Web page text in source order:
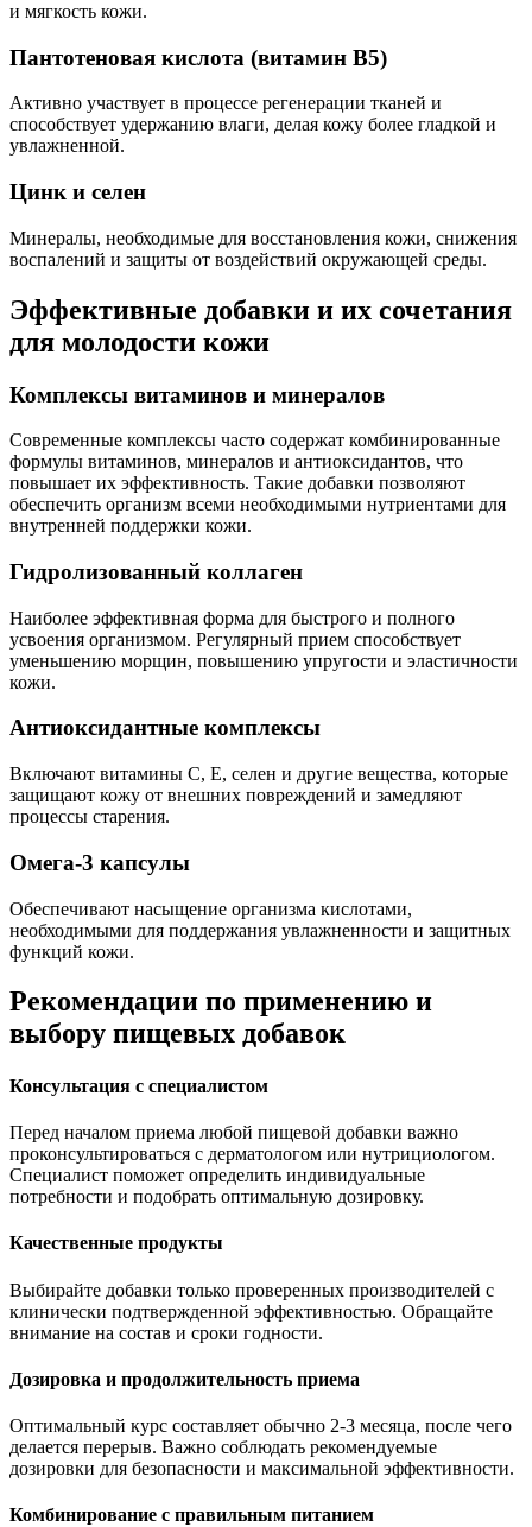
и мягкость кожи.
Пантотеновая кислота (витамин B5)
Активно участвует в процессе регенерации тканей и
способствует удержанию влаги, делая кожу более гладкой и
увлажненной.
Цинк и селен
Минералы, необходимые для восстановления кожи, снижения
воспалений и защиты от воздействий окружающей среды.
Эффективные добавки и их сочетания
для молодости кожи
Комплексы витаминов и минералов
Современные комплексы часто содержат комбинированные
формулы витаминов, минералов и антиоксидантов, что
повышает их эффективность. Такие добавки позволяют
обеспечить организм всеми необходимыми нутриентами для
внутренней поддержки кожи.
Гидролизованный коллаген
Наиболее эффективная форма для быстрого и полного
усвоения организмом. Регулярный прием способствует
уменьшению морщин, повышению упругости и эластичности
кожи.
Антиоксидантные комплексы
Включают витамины C, Е, селен и другие вещества, которые
защищают кожу от внешних повреждений и замедляют
процессы старения.
Омега-3 капсулы
Обеспечивают насыщение организма кислотами,
необходимыми для поддержания увлажненности и защитных
функций кожи.
Рекомендации по применению и
выбору пищевых добавок
Консультация с специалистом
Перед началом приема любой пищевой добавки важно
проконсультироваться с дерматологом или нутрициологом.
Специалист поможет определить индивидуальные
потребности и подобрать оптимальную дозировку.
Качественные продукты
Выбирайте добавки только проверенных производителей с
клинически подтвержденной эффективностью. Обращайте
внимание на состав и сроки годности.
Дозировка и продолжительность приема
Оптимальный курс составляет обычно 2-3 месяца, после чего
делается перерыв. Важно соблюдать рекомендуемые
дозировки для безопасности и максимальной эффективности.
Комбинирование с правильным питанием